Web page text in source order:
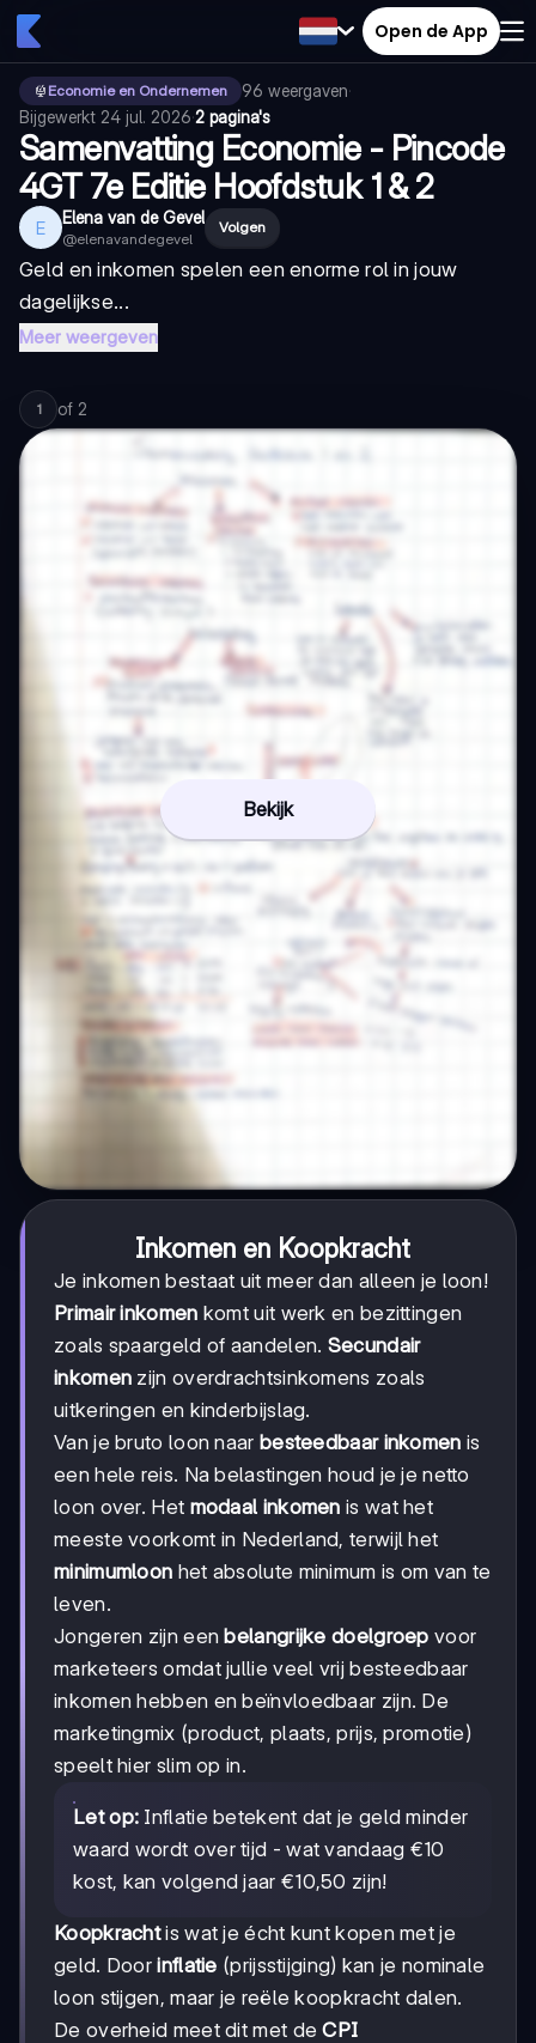
Open de App
Economie en Ondernemen 96 weergaven·
Bijgewerkt 24 jul. 2026·2 pagina's
Samenvatting Economie - Pincode
4GT 7e Editie Hoofdstuk 1 & 2
E Elena van de Gevel
@elenavandegevel
Volgen
Geld en inkomen spelen een enorme rol in jouw
dagelijkse...
Meer weergeven
1 of 2
Bekijk
Inkomen en Koopkracht
Je inkomen bestaat uit meer dan alleen je loon!
Primair inkomen komt uit werk en bezittingen
zoals spaargeld of aandelen. Secundair
inkomen zijn overdrachtsinkomens zoals
uitkeringen en kinderbijslag.
Van je bruto loon naar besteedbaar inkomen is
een hele reis. Na belastingen houd je je netto
loon over. Het modaal inkomen is wat het
meeste voorkomt in Nederland, terwijl het
minimumloon het absolute minimum is om van te
leven.
Jongeren zijn eenbelangrijke doelgroep voor
marketeers omdat jullie veel vrij besteedbaar
inkomen hebben en beïnvloedbaar zijn. De
marketingmix (product, plaats, prijs, promotie)
speelt hier slim op in.
Let op: Inflatie betekent dat je geld minder
waard wordt over tijd - wat vandaag €10
kost, kan volgend jaar €10,50 zijn!
Koopkrachtis wat je écht kunt kopen met je
geld. Doorinflatie (prijsstijging) kan je nominale
loon stijgen, maar je reële koopkracht dalen.
De overheid meet dit met deCPI